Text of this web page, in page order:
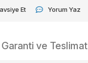
Et Yorum Yaz
Garanti ve Teslimat